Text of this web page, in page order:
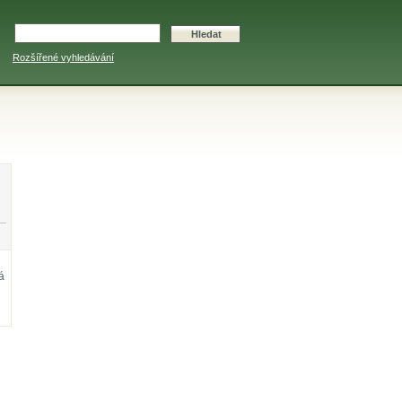
Rozšířené vyhledávání